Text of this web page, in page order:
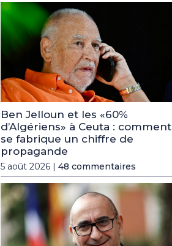
Ben Jelloun et les «60%
d’Algériens» à Ceuta : comment
se fabrique un chiffre de
propagande
5 août 2026 | 48 commentaires